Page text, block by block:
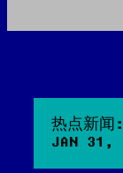
热点新
JAN 31,